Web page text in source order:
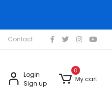
Contact
Login
Sign up
0
My cart